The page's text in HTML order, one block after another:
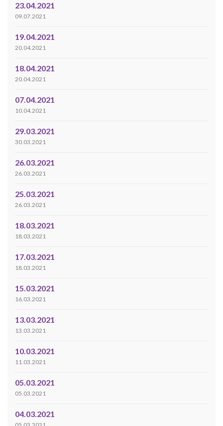
23.04.2021
09.07.2021
19.04.2021
20.04.2021
18.04.2021
20.04.2021
07.04.2021
10.04.2021
29.03.2021
30.03.2021
26.03.2021
26.03.2021
25.03.2021
26.03.2021
18.03.2021
18.03.2021
17.03.2021
18.03.2021
15.03.2021
16.03.2021
13.03.2021
13.03.2021
10.03.2021
11.03.2021
05.03.2021
05.03.2021
04.03.2021